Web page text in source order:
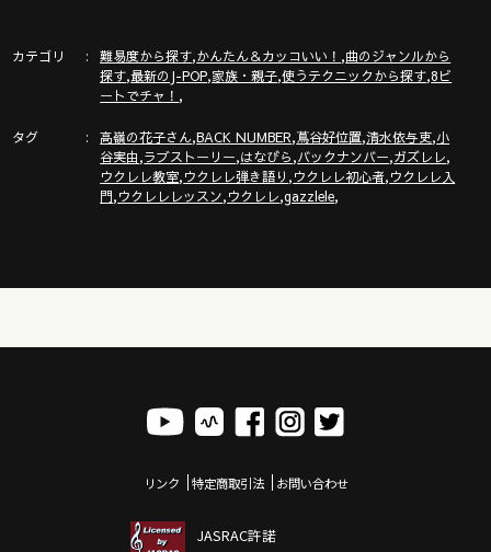
https://gazzlele.com/shop
ウクレレ初心者レッスン動画シリーズ
【公式】ガズレレホームページ！！
http://www.gazzlele.com/
カテゴリ 難易度から探す,かんたん＆カッコいい！ ,曲のジャンルから
探す,最新のJ-POP,家族・親子,使うテクニックから探す,8ビ
ートでチャ！ ,
タグ 高嶺の花子さん,BACK NUMBER,蔦谷好位置,清水依与吏,小
谷実由,ラブストーリー,はなびら,バックナンバー,ガズレレ,
ウクレレ教室,ウクレレ弾き語り ,ウクレレ初心者,ウクレレ入
門,ウクレレレッスン,ウクレレ,gazzlele,
リンク 特定商取引法 お問い合わせ
JASRAC許諾